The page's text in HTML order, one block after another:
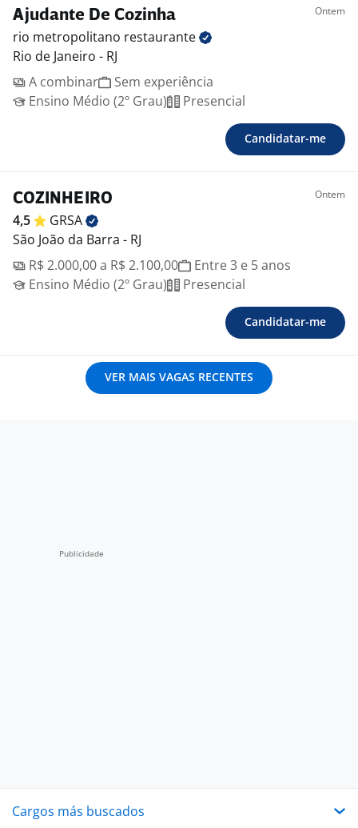
Ajudante De Cozinha Ontem
rio metropolitano restaurante
Rio de Janeiro - RJ
A combinar
Sem experiência
Ensino Médio (2º Grau)
Presencial
Candidatar-me
COZINHEIRO Ontem
4,5
GRSA
São João da Barra - RJ
R$ 2.000,00 a R$ 2.100,00
Entre 3 e 5 anos
Ensino Médio (2º Grau)
Presencial
Candidatar-me
VER MAIS VAGAS RECENTES
Cargos más buscados